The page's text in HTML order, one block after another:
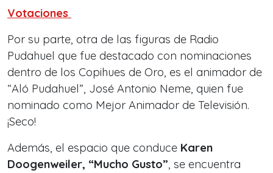
Votaciones
Por su parte, otra de las figuras de Radio
Pudahuel que fue destacado con nominaciones
dentro de los Copihues de Oro, es el animador de
“Aló Pudahuel”, José Antonio Neme, quien fue
nominado como Mejor Animador de Televisión.
¡Seco!
Además, el espacio que conduce Karen
Doogenweiler, “Mucho Gusto”, se encuentra